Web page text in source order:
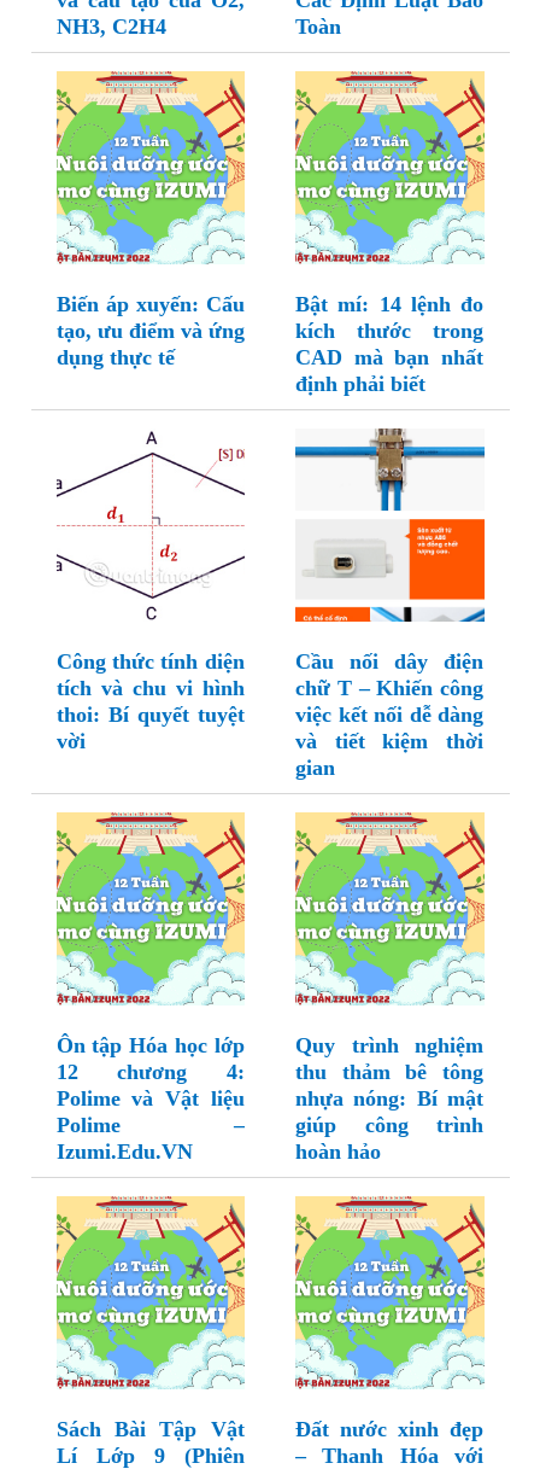
NH3, C2H4
Toàn
Biến áp xuyến: Cấu
tạo, ưu điểm và ứng
dụng thực tế
Bật mí: 14 lệnh đo
kích thước trong
CAD mà bạn nhất
định phải biết
Công thức tính diện
tích và chu vi hình
thoi: Bí quyết tuyệt
vời
Cầu nối dây điện
chữ T – Khiến công
việc kết nối dễ dàng
và tiết kiệm thời
gian
Ôn tập Hóa học lớp
12 chương 4:
Polime và Vật liệu
Polime –
Izumi.Edu.VN
Quy trình nghiệm
thu thảm bê tông
nhựa nóng: Bí mật
giúp công trình
hoàn hảo
Sách Bài Tập Vật
Lí Lớp 9 (Phiên
Đất nước xinh đẹp
– Thanh Hóa với